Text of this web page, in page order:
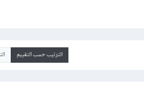
الترتيب حسب التقييم